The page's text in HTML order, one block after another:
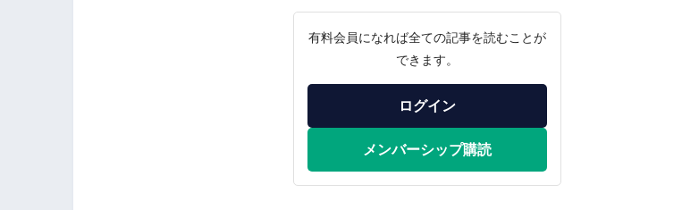
有料会員になれば全ての記事を読むことが
できます。
ログイン
メンバーシップ購読